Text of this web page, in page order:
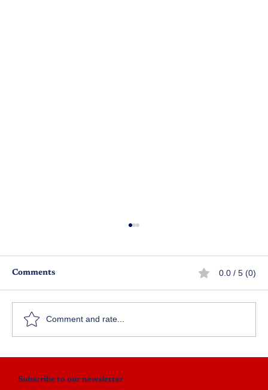
Comments 0.0 / 5 (0)
Comment and rate...
Subscribe to our newsletter